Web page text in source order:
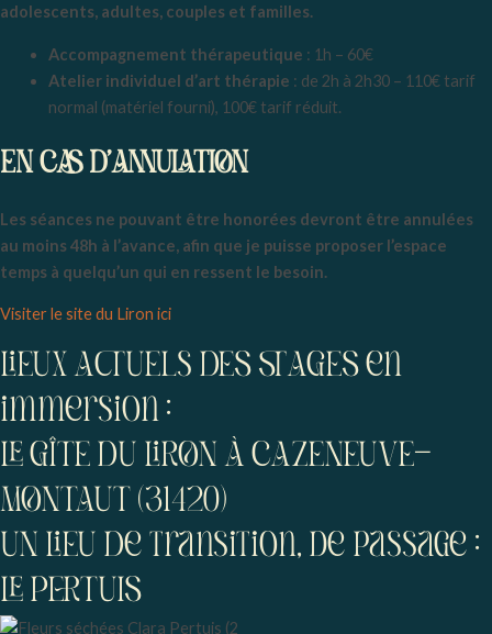
adolescents, adultes, couples et familles.
Accompagnement thérapeutique : 1h – 60€
Atelier individuel d’art thérapie : de 2h à 2h30 – 110€ tarif
normal (matériel fourni), 100€ tarif réduit.
EN CAS D’ANNULATION
Les séances ne pouvant être honorées devront être annulées
au moins 48h à l’avance, afin que je puisse proposer l’espace
temps à quelqu’un qui en ressent le besoin.
Visiter le site du Liron ici
LIEUx ACTUELs DES STAGES en
immersion :
LE GÎTE DU LIRON À CAZENEUVE-
MONTAUT (31420)
UN LIEU De transition, de passage :
LE PERTUIS